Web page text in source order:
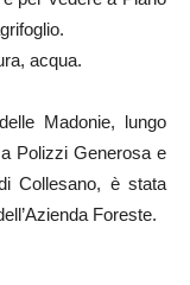
acqua.
Madonie, lungo
Polizzi Generosa e
Collesano, è stata
Foreste.